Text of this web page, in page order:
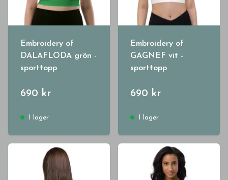
Embroidery of
DALAFLODA grön -
sporttopp
690 kr
I lager
Embroidery of
GAGNEF vit -
sporttopp
690 kr
I lager